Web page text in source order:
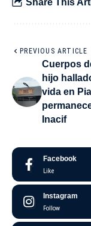
PREVIOUS ARTICLE
Cuerpos
hijo
vida en
Inacif
Facebook
Like
Instagram
Follow